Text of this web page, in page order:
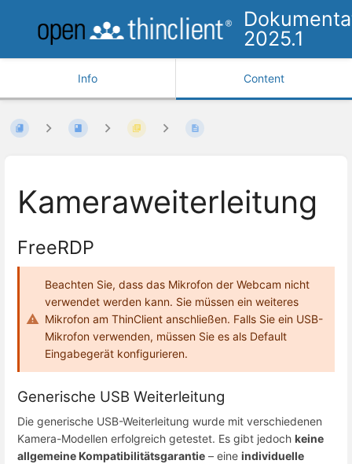
2025.1
Info Content
Kameraweiterleitung
FreeRDP
Beachten Sie, dass das Mikrofon der Webcam nicht
verwendet werden kann. Sie müssen ein weiteres
Mikrofon am ThinClient anschließen. Falls Sie ein USB-
Mikrofon verwenden, müssen Sie es als Default
Eingabegerät konfigurieren.
Generische USB Weiterleitung
Die generische USB-Weiterleitung wurde mit verschiedenen
Kamera-Modellen erfolgreich getestet. Es gibt jedoch keine
allgemeine Kompatibilitätsgarantie – eine individuelle